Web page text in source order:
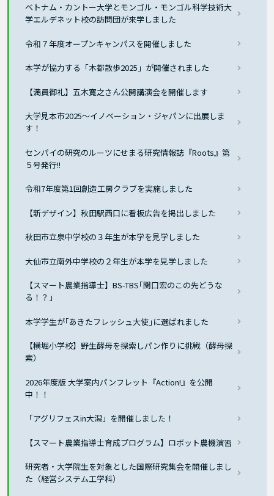
ベトナム・カントー大学とモンゴル・モンゴル科学技術大
学エルデネット校の訪問団が来学しました
令和７年度オープンキャンパスを開催しました
本学が協力する「木都散歩2025」が開催されました
【満員御礼】五木寛之さん公開講演会を開催します
大学見本市2025〜イノベーション・ジャパンに出展しま
す！
センパイの研究のルーツにせまる研究情報誌『Roots』第
５号発行!!
令和7年度第1回創造工房クラブを実施しました
【新デザイン】秋田駅西口に看板広告を掲出しました
秋田市立泉中学校の３年生が本学を見学しました
大仙市立南外中学校の２年生が本学を見学しました
【スマート農業指導士】BS-TBS｢関口宏のこの先どうな
る！？」
本学学生が｢あきたフレッシュ大使｣に選ばれました
【横堀小学校】野生酵母を探索しパン作りに挑戦（酵母探
索）
2026年度版 大学案内パンフレット『Action!』を公開
中！！
「アグリフェスin大潟」を開催しました！
【スマート農業指導士育成プログラム】ロボット農機演習
研究者・大学院生を対象とした国際研究集会を開催しまし
た（経営システム工学科）